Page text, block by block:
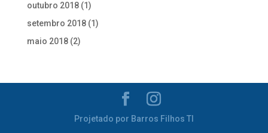
outubro 2018(1)
setembro 2018(1)
maio 2018(2)
Projetado por Barros Filhos TI